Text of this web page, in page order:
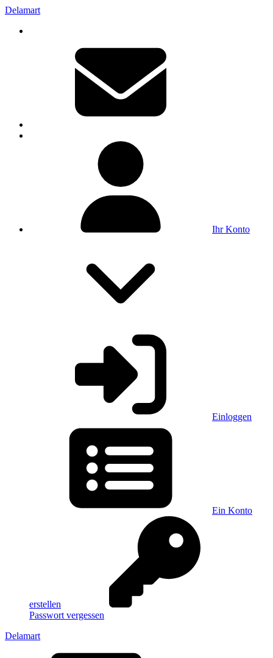
Delamart
Ihr Konto
Einloggen
Ein Konto
erstellen
Passwort vergessen
Delamart